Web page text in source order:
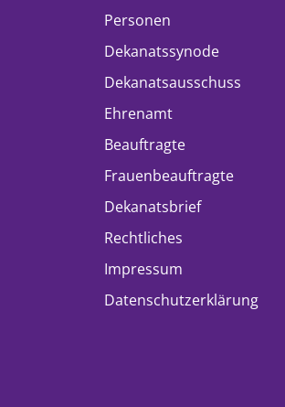
Personen
Dekanatssynode
Dekanatsausschuss
Ehrenamt
Beauftragte
Frauenbeauftragte
Dekanatsbrief
Rechtliches
Impressum
Datenschutzerklärung